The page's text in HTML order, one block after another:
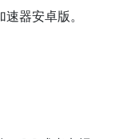
器安卓版。